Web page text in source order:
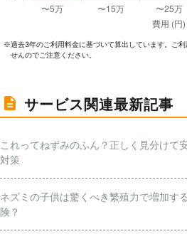
※過去3年のご利⽤料⾦に基づいて算出しています。ご
せんのでご注意ください。
サービス関連最新記事
これってねずみのふん？正しく見分けて
対策
ネズミの子供は驚くべき繁殖力で増加す
険？